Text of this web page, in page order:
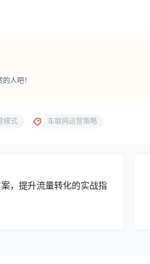
人吧！
模式 车联网运营策略
，提升流量转化的实战指